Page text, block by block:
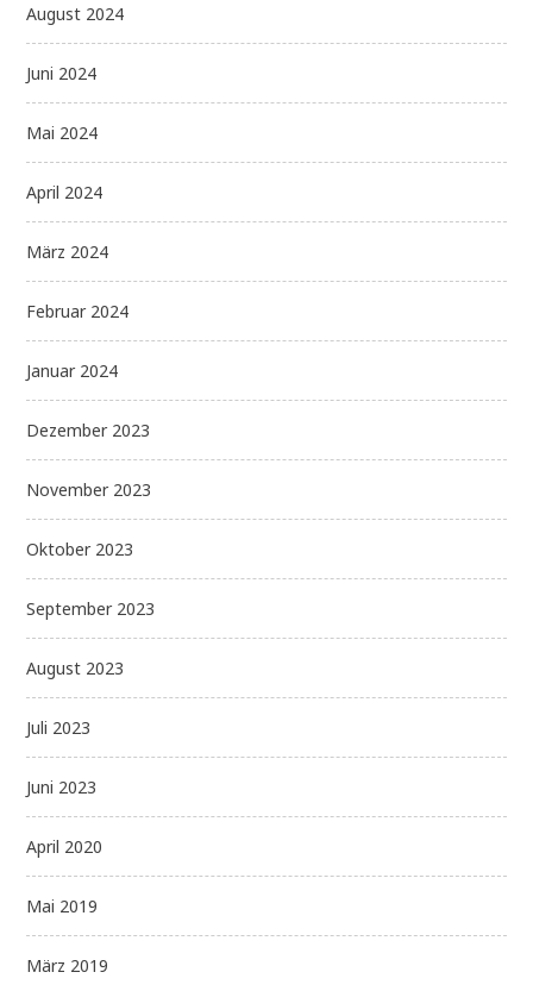
August 2024
Juni 2024
Mai 2024
April 2024
März 2024
Februar 2024
Januar 2024
Dezember 2023
November 2023
Oktober 2023
September 2023
August 2023
Juli 2023
Juni 2023
April 2020
Mai 2019
März 2019